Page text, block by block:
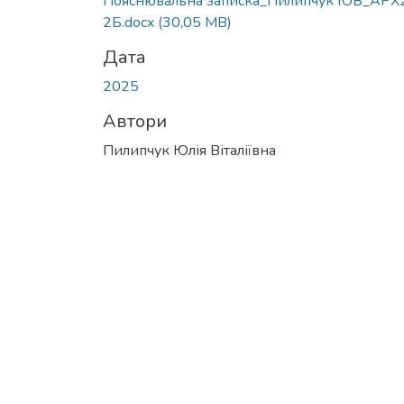
2Б.docx (30,05 MB)
Дата
2025
Автори
Пилипчук Юлія Віталіївна